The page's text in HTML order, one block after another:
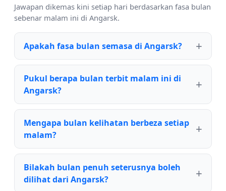
Jawapan dikemas kini setiap hari berdasarkan fasa bulan
sebenar malam ini di Angarsk.
Apakah fasa bulan semasa di Angarsk?
Pukul berapa bulan terbit malam ini di
Angarsk?
Mengapa bulan kelihatan berbeza setiap
malam?
Bilakah bulan penuh seterusnya boleh
dilihat dari Angarsk?